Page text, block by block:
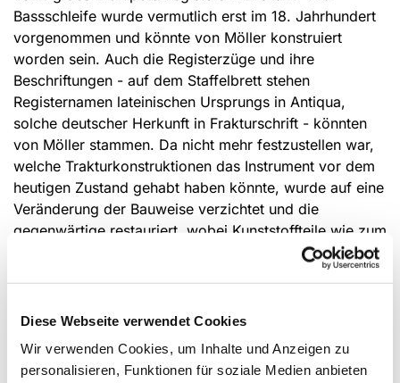
Diese Webseite verwendet Cookies
Wir verwenden Cookies, um Inhalte und Anzeigen zu
personalisieren, Funktionen für soziale Medien anbieten
Bassschleife wurde vermutlich erst im 18. Jahrhundert
vorgenommen und könnte von Möller konstruiert
worden sein. Auch die Registerzüge und ihre
Beschriftungen - auf dem Staffelbrett stehen
Registernamen lateinischen Ursprungs in Antiqua,
solche deutscher Herkunft in Frakturschrift - könnten
von Möller stammen. Da nicht mehr festzustellen war,
welche Trakturkonstruktionen das Instrument vor dem
heutigen Zustand gehabt haben könnte, wurde auf eine
Veränderung der Bauweise verzichtet und die
gegenwärtige restauriert, wobei Kunststoffteile wie zum
Beispiel die Nylonaustuchungen der Lager von
Metallärmchen durch natürliche und im historischen
ursprüngliche seitliche Führung der Manualtastatur
Führungsstifte auf Grund falscher Plazierung Schäden